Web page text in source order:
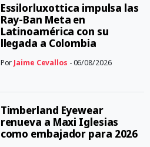
Essilorluxottica impulsa las
Ray-Ban Meta en
Latinoamérica con su
llegada a Colombia
Por Jaime Cevallos - 06/08/2026
Timberland Eyewear
renueva a Maxi Iglesias
como embajador para 2026